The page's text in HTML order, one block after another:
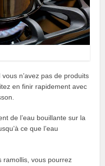
n’avez pas de produits
en finir rapidement avec
de l’eau bouillante sur la
ce que l’eau
ramollis, vous pourrez